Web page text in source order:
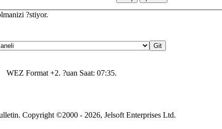
?stiyor.
WEZ Format +2. ?uan Saat: 07:35.
Copyright ©2000 - 2026, Jelsoft Enterprises Ltd.